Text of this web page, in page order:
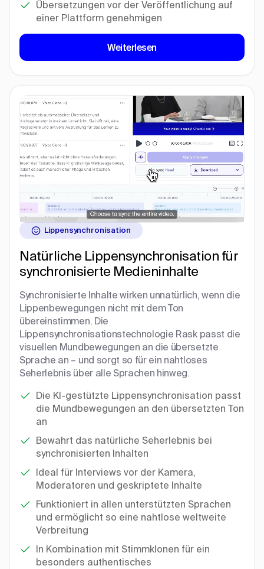
Übersetzungen vor der Veröffentlichung auf
einer Plattform genehmigen
Weiterlesen
Lippensynchronisation
Natürliche Lippensynchronisation für
synchronisierte Medieninhalte
Synchronisierte Inhalte wirken unnatürlich, wenn die
Lippenbewegungen nicht mit dem Ton
übereinstimmen. Die
Lippensynchronisationstechnologie Rask passt die
visuellen Mundbewegungen an die übersetzte
Sprache an – und sorgt so für ein nahtloses
Seherlebnis über alle Sprachen hinweg.
Die KI-gestützte Lippensynchronisation passt
die Mundbewegungen an den übersetzten Ton
an
Bewahrt das natürliche Seherlebnis bei
synchronisierten Inhalten
Ideal für Interviews vor der Kamera,
Moderatoren und geskriptete Inhalte
Funktioniert in allen unterstützten Sprachen
und ermöglicht so eine nahtlose weltweite
Verbreitung
In Kombination mit Stimmklonen für ein
besonders authentisches